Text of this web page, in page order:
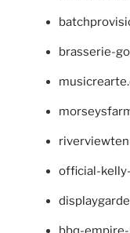
brasserie-
official-